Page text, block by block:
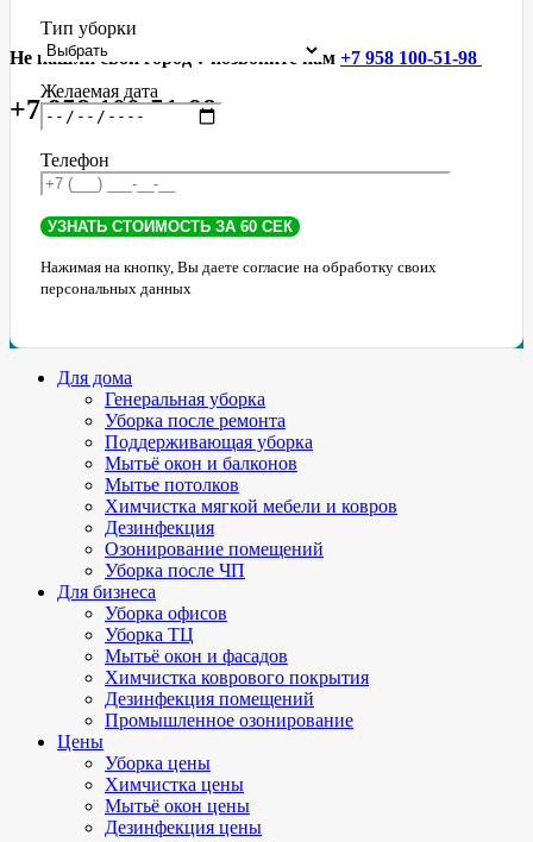
Не нашли свой город ? позвоните нам +7 958 100-51-98
+7 958 100-51-98
Тип уборки
Желаемая дата
Телефон
Нажимая на кнопку, Вы даете согласие на обработку своих
персональных данных
Для дома
Генеральная уборка
Уборка после ремонта
Поддерживающая уборка
Мытьё окон и балконов
Мытье потолков
Химчистка мягкой мебели и ковров
Дезинфекция
Озонирование помещений
Уборка после ЧП
Для бизнеса
Уборка офисов
Уборка ТЦ
Мытьё окон и фасадов
Химчистка коврового покрытия
Дезинфекция помещений
Промышленное озонирование
Цены
Уборка цены
Химчистка цены
Мытьё окон цены
Дезинфекция цены